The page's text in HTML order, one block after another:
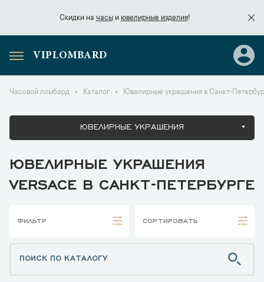
Скидки на часыи ювелирные изделия!
Скидки начасы
VIPLOMBARD
Часовой ломбард Каталог Ювелирные украшения в Санкт-
ЮВЕЛИРНЫЕ УКРАШЕНИЯ
ЮВЕЛИРНЫЕ УКРАШЕНИЯ
VERSACE В САНКТ-ПЕТЕРБУРГЕ
ФИЛЬТР СОРТИРОВАТЬ